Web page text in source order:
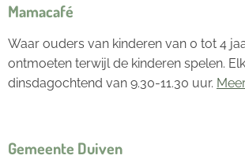
Mamacafé
Waar ouders van kinderen van 0 tot 4
ontmoeten terwijl de kinderen spelen.
dinsdagochtend van 9.30-11.30 uur.
Gemeente Duiven